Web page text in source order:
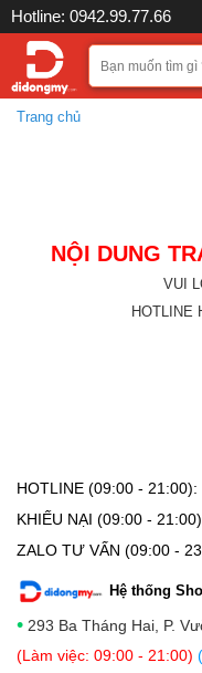
Hotline: 0942.99.77.66
Trang chủ
NỘI DUNG
VUI
HOTLINE
HOTLINE (09:00 - 21:00):
KHIẾU NẠI (09:00 -
ZALO TƯ VẤN (09:00 -
Hệ thống
• 293 Ba Tháng Hai, P.
(Làm việc: 09:00 - 21:00)